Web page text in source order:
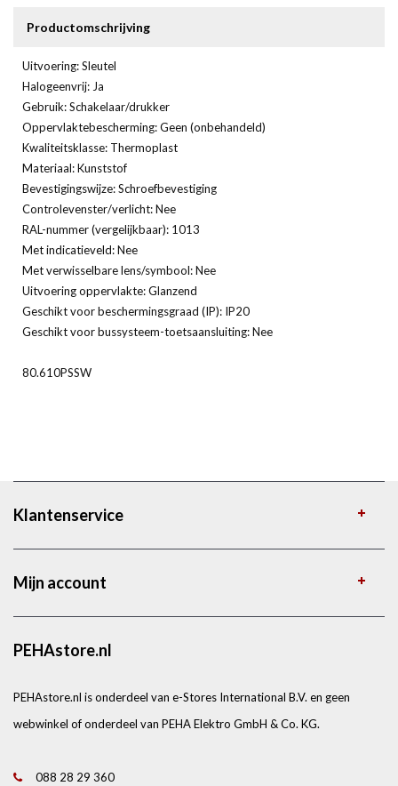
Productomschrijving
Uitvoering: Sleutel
Halogeenvrij: Ja
Gebruik: Schakelaar/drukker
Oppervlaktebescherming: Geen (onbehandeld)
Kwaliteitsklasse: Thermoplast
Materiaal: Kunststof
Bevestigingswijze: Schroefbevestiging
Controlevenster/verlicht: Nee
RAL-nummer (vergelijkbaar): 1013
Met indicatieveld: Nee
Met verwisselbare lens/symbool: Nee
Uitvoering oppervlakte: Glanzend
Geschikt voor beschermingsgraad (IP): IP20
Geschikt voor bussysteem-toetsaansluiting: Nee
80.610PSSW
Klantenservice
Mijn account
PEHAstore.nl
PEHAstore.nl is onderdeel van e-Stores International B.V. en geen
webwinkel of onderdeel van PEHA Elektro GmbH & Co. KG.
088 28 29 360